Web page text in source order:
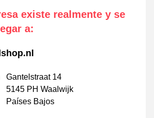
existe realmente y se
a:
Gantelstraat 14
5145 PH Waalwijk
Países Bajos